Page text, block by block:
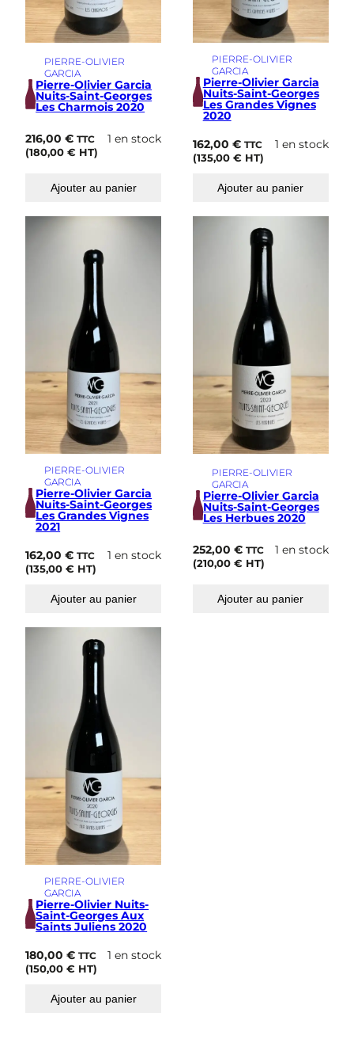
PIERRE-OLIVIER
GARCIA
Pierre-Olivier Garcia
Nuits-Saint-Georges
Les Charmois 2020
216,00€ TTC
(180,00€ HT)
1 en stock
Ajouter au panier
PIERRE-OLIVIER
GARCIA
Pierre-Olivier Garcia
Nuits-Saint-Georges
Les Grandes Vignes
2020
162,00 € TTC
(135,00 €HT)
1 en stock
Ajouter au panier
PIERRE-OLIVIER
GARCIA
Pierre-Olivier Garcia
Nuits-Saint-Georges
Les Grandes Vignes
2021
162,00€ TTC
(135,00€ HT)
1 en stock
Ajouter au panier
PIERRE-OLIVIER
GARCIA
Pierre-Olivier Garcia
Nuits-Saint-Georges
Les Herbues 2020
252,00 € TTC
(210,00 €HT)
1 en stock
Ajouter au panier
PIERRE-OLIVIER
GARCIA
Pierre-Olivier Nuits-
Saint-Georges Aux
Saints Juliens 2020
180,00€ TTC
(150,00€ HT)
1 en stock
Ajouter au panier